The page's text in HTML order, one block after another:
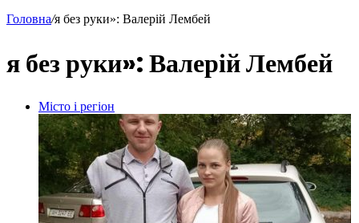
Головна/я без руки»: Валерій Лембей
я без руки»: Валерій Лембей
Місто і регіон